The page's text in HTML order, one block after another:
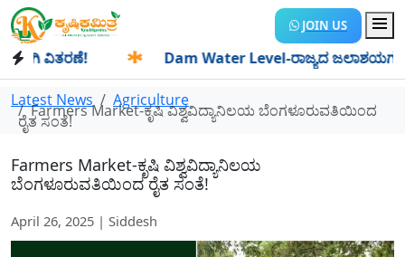
JOIN US
ವಿತರಣೆ! Dam Water Level-ರಾಜ್ಯದ ಜಲಾಶಯಗಳಿಗೆ
Latest News Agriculture
Farmers Market-ಕೃಷಿ ವಿಶ್ವವಿದ್ಯಾನಿಲಯ ಬೆಂಗಳೂರುವತಿಯಿಂದ
ರೈತ ಸಂತೆ!
Farmers Market-ಕೃಷಿ ವಿಶ್ವವಿದ್ಯಾನಿಲಯ
ಬೆಂಗಳೂರುವತಿಯಿಂದ ರೈತ ಸಂತೆ!
April 26, 2025 | Siddesh